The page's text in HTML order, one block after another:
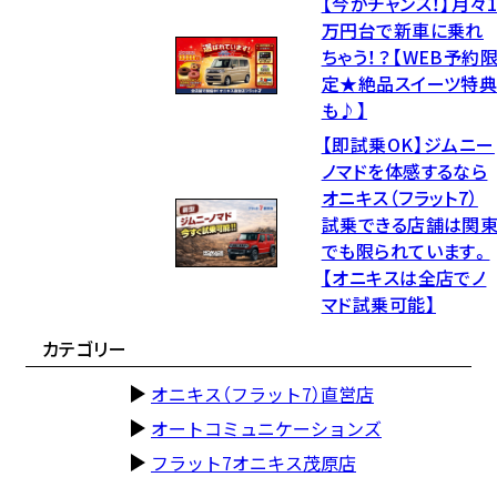
万円台で新車に乗れ
ちゃう！？【WEB予約
定★絶品スイーツ特典
も♪】
【即試乗OK】ジムニー
ノマドを体感するなら
オニキス（フラット7）
試乗できる店舗は関
でも限られています。
【オニキスは全店でノ
マド試乗可能】
カテゴリー
オニキス（フラット7）直営店
オートコミュニケーションズ
フラット7オニキス茂原店